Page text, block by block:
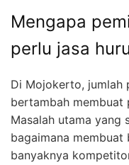
Mengapa
perlu jasa
Di Mojokerto, jumlah
bertambah membuat
Masalah utama yang
bagaimana
banyaknya